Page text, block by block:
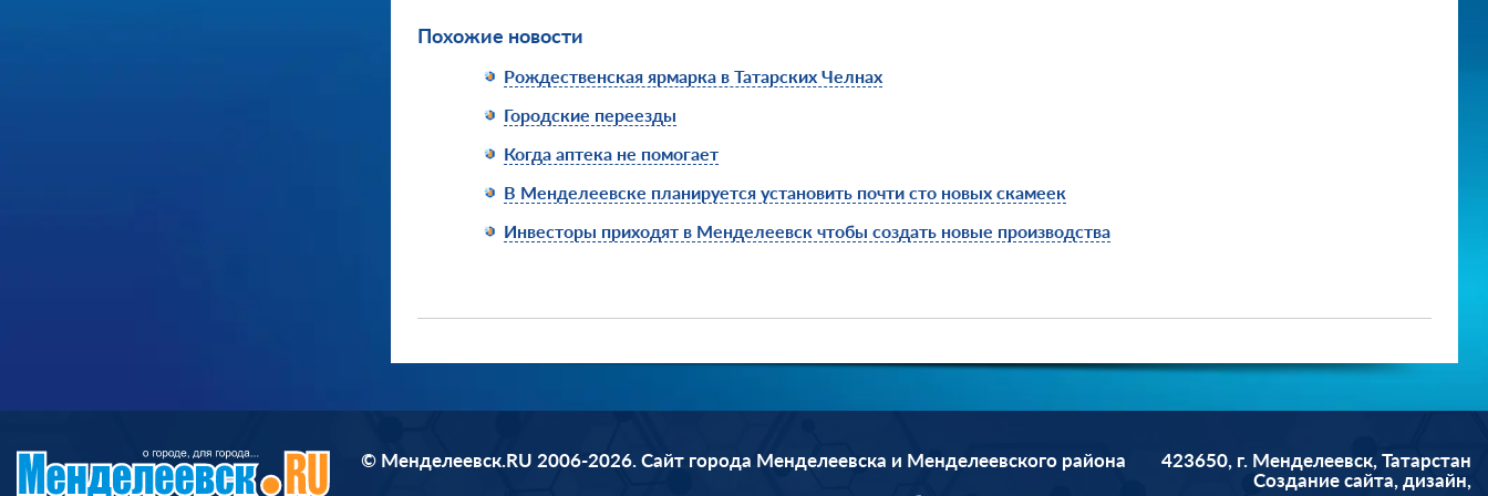
Похожие новости
Рождественская ярмарка в Татарских Челнах
Городские переезды
Когда аптека не помогает
В Менделеевске планируется установить почти сто новых скамеек
Инвесторы приходят в Менделеевск чтобы создать новые производства
© Менделеевск.RU 2006-2026. Сайт города Менделеевска и Менделеевского района
423650, г. Менделеевск, Татарстан
Cоздание сайта, дизайн,